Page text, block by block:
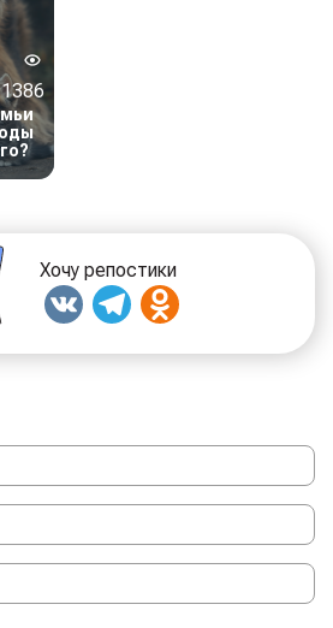
1386
Хочу репостики